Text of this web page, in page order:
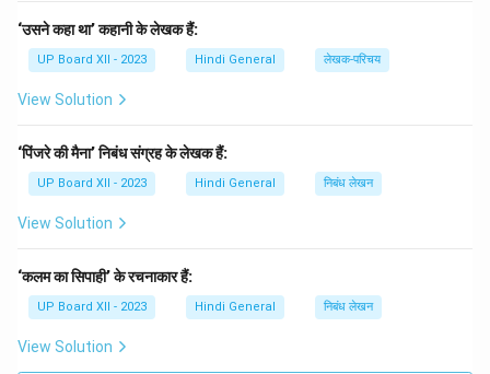
‘उसने कहा था’ कहानी के लेखक हैं:
UP Board XII - 2023 Hindi General लेखक-परिचय
View Solution
‘पिंजरे की मैना’ निबंध संग्रह के लेखक हैं:
UP Board XII - 2023 Hindi General निबंध लेखन
View Solution
‘कलम का सिपाही’ के रचनाकार हैं:
UP Board XII - 2023 Hindi General निबंध लेखन
View Solution